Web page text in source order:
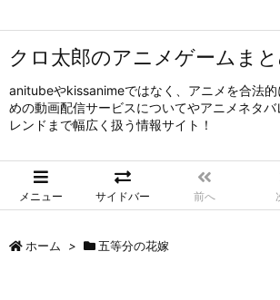
クロ太郎のアニメゲームま
anitubeやkissanimeではなく、アニメを合法
めの動画配信サービスについてやアニメネタバ
レンドまで幅広く扱う情報サイト！
メニュー サイドバー 前へ
ホーム > 五等分の花嫁